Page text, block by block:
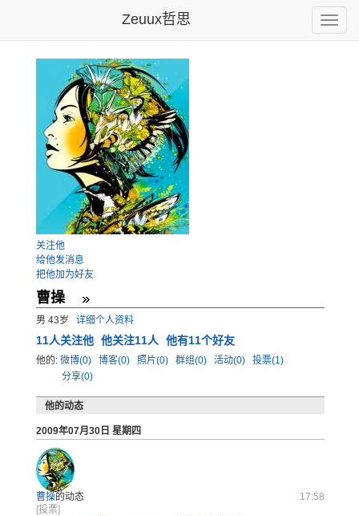
Toggle
Zeuux哲思
关注他
给他发消息
把他加为好友
曹操
男 43岁 详细个人资料
11人关注他 他关注11人 他有11个好友
他的: 微博(0) 博客(0) 照片(0) 群组(0) 活动(0)
投票(1)
分享(0)
他的动态
2009年07月30日 星期四
曹操的动态
17:58
[投票]